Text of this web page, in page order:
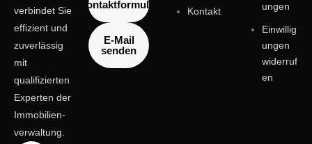
verbindet Sie
effizient und
zuverlässig
mit
qualifizierten
Experten der
Immobilien­
verwaltung.
Kontaktformular
E-Mail
senden
Kontakt
ungen
Einwillig
ungen
widerruf
en